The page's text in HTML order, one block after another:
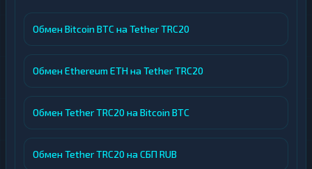
Обмен Bitcoin BTC на Tether TRC20
Обмен Ethereum ETH на Tether TRC20
Обмен Tether TRC20 на Bitcoin BTC
Обмен Tether TRC20 на СБП RUB